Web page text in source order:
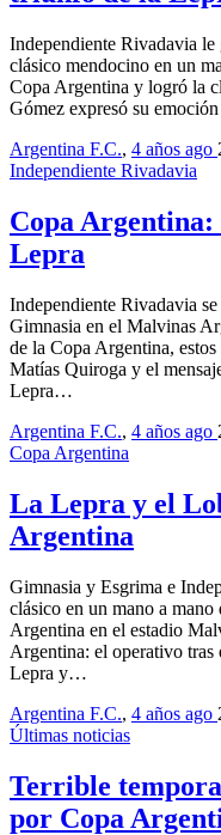
Independiente Rivadavia
clásico mendocino en un
Copa Argentina y logró la
Gómez expresó su
Argentina F.C., 4 años ago
Independiente Rivadavia
Copa Argentina:
Lepra
Independiente Rivadavia
Gimnasia en el Malvinas
de la Copa Argentina,
Matías Quiroga y el
Lepra…
Argentina F.C., 4 años ago
Copa Argentina
La Lepra y el
Argentina
Gimnasia y Esgrima e
clásico en un mano a
Argentina en el estadio
Argentina: el operativo tras
Lepra y…
Argentina F.C., 4 años ago
Últimas noticias
Terrible
por Copa